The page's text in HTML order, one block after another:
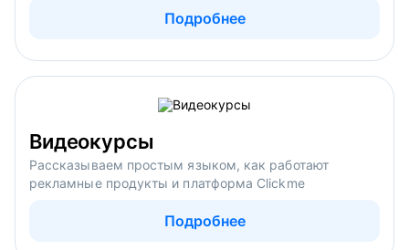
Подробнее
Видеокурсы
Рассказываем простым языком, как работают
рекламные продукты и платформа Clickme
Подробнее